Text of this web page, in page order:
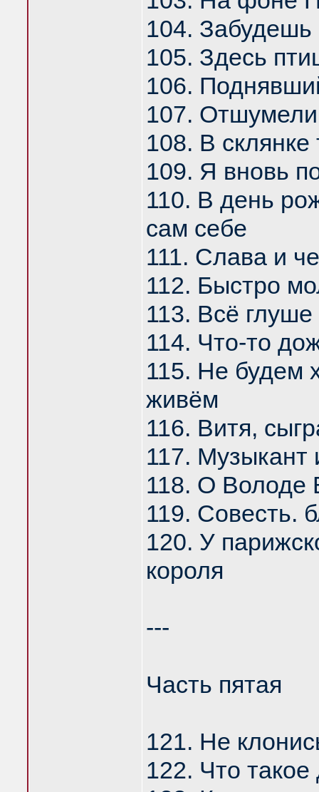
104. Забудешь
105. Здесь
106.
107.
108. В склянке
109. Я вновь
110. В день
сам себе
111. Слава и
112. Быстро
113. Всё
114. Что-то
115. Не будем
живём
116. Витя,
117. Музыкант
118. О Володе
119. Совесть.
120. У
короля
---
Часть пятая
121. Не
122. Что